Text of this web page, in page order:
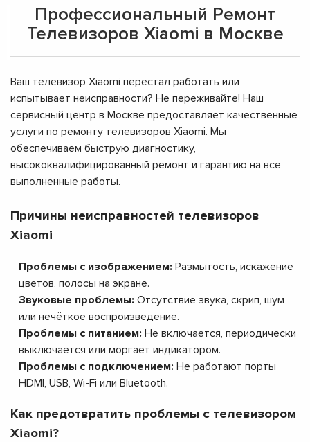
Профессиональный Ремонт
Телевизоров Xiaomi в Москве
Ваш телевизор Xiaomi перестал работать или
испытывает неисправности? Не переживайте! Наш
сервисный центр в Москве предоставляет качественные
услуги по ремонту телевизоров Xiaomi. Мы
обеспечиваем быструю диагностику,
высококвалифицированный ремонт и гарантию на все
выполненные работы.
Причины неисправностей телевизоров
Xiaomi
Проблемы с изображением: Размытость, искажение
цветов, полосы на экране.
Звуковые проблемы: Отсутствие звука, скрип, шум
или нечёткое воспроизведение.
Проблемы с питанием: Не включается, периодически
выключается или моргает индикатором.
Проблемы с подключением: Не работают порты
HDMI, USB, Wi-Fi или Bluetooth.
Как предотвратить проблемы с телевизором
Xiaomi?